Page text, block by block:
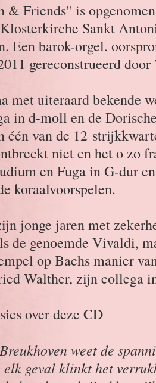
& Friends" is
Sankt
Een barok-orgel.
gereconstrueerd
met uiteraard bekende
in d-moll en de
één van de 12
niet en het o zo
en Fuga in G-dur
koraalvoorspelen.
jonge jaren met
de genoemde Vivaldi,
op Bachs manier
Walther, zijn collega
over deze CD
weet de
geval klinkt het